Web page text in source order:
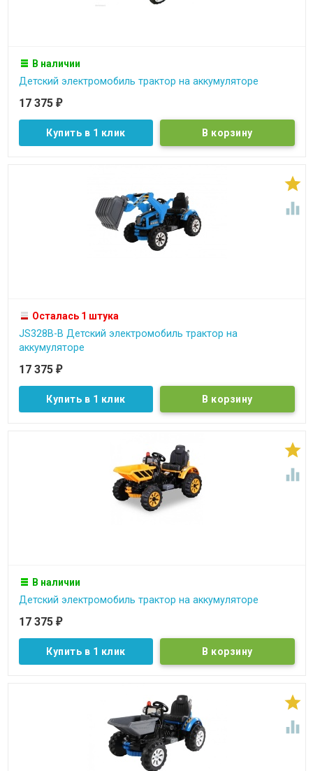
В наличии
Детский электромобиль трактор на аккумуляторе
17 375 ₽
Купить в 1 клик


Осталась 1 штука
JS328B-B Детский электромобиль трактор на
аккумуляторе
17 375 ₽
Купить в 1 клик


В наличии
Детский электромобиль трактор на аккумуляторе
17 375 ₽
Купить в 1 клик

